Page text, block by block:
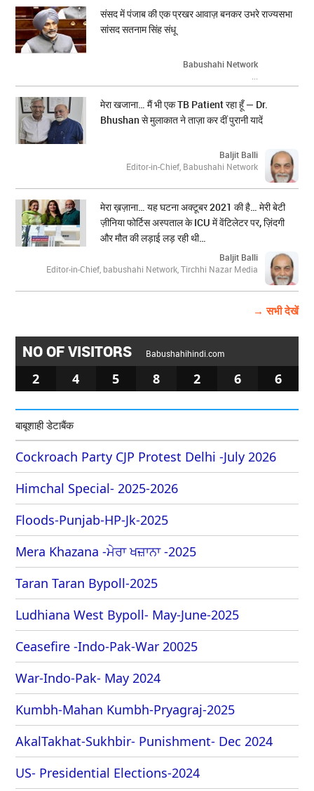
संसद में पंजाब की एक प्रखर आवाज़ बनकर उभरे राज्यसभा
सांसद सतनाम सिंह संधू
Babushahi Network
...
मेरा खजाना… मैं भी एक TB Patient रहा हूँ — Dr.
Bhushan से मुलाकात ने ताज़ा कर दीं पुरानी यादें
Baljit Balli
Editor-in-Chief, Babushahi Network
मेरा ख़ज़ाना… यह घटना अक्टूबर 2021 की है… मेरी बेटी
ज़ीनिया फोर्टिस अस्पताल के ICU में वेंटिलेटर पर, ज़िंदगी
और मौत की लड़ाई लड़ रही थी…
Baljit Balli
Editor-in-Chief, babushahi Network, Tirchhi Nazar Media
→ सभी देखें
NO OF VISITORS Babushahihindi.com
2 4 5 8 2 6 6
बाबूशाही डेटाबैंक
Cockroach Party CJP Protest Delhi -July 2026
Himchal Special- 2025-2026
Floods-Punjab-HP-Jk-2025
Mera Khazana -ਮੇਰਾ ਖਜ਼ਾਨਾ -2025
Taran Taran Bypoll-2025
Ludhiana West Bypoll- May-June-2025
Ceasefire -Indo-Pak-War 20025
War-Indo-Pak- May 2024
Kumbh-Mahan Kumbh-Pryagraj-2025
AkalTakhat-Sukhbir- Punishment- Dec 2024
US- Presidential Elections-2024